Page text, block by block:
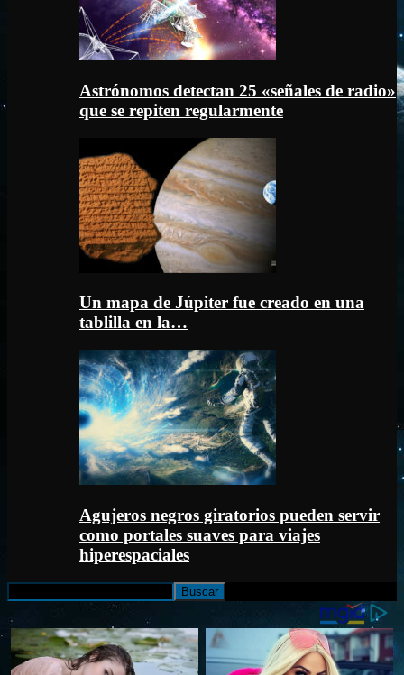
Astrónomos detectan 25 «señales de radio»
que se repiten regularmente
Un mapa de Júpiter fue creado en una
tablilla en la…
Agujeros negros giratorios pueden servir
como portales suaves para viajes
hiperespaciales